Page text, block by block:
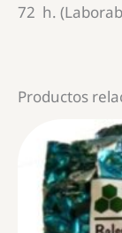
72 h.
Productos